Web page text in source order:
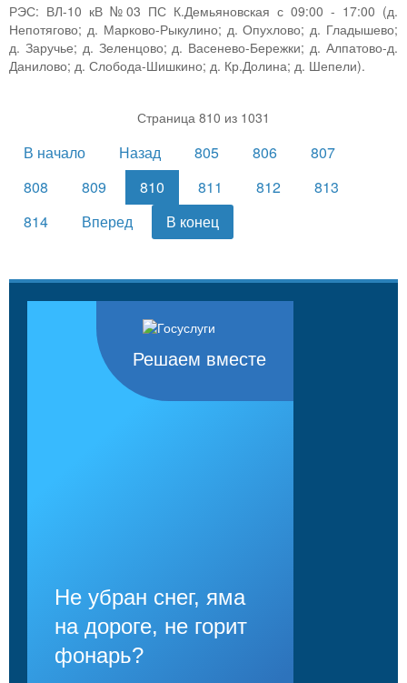
РЭС: ВЛ-10 кВ №03 ПС К.Демьяновская с 09:00 - 17:00 (д.
Непотягово; д. Марково-Рыкулино; д. Опухлово; д. Гладышево;
д. Заручье; д. Зеленцово; д. Васенево-Бережки; д. Алпатово-д.
Данилово; д. Слобода-Шишкино; д. Кр.Долина; д. Шепели).
Страница 810 из 1031
В начало Назад 805 806
807
808
809 810 811 812
813
814
Вперед В конец
Решаем вместе
Не убран снег, яма
на дороге, не горит
фонарь?